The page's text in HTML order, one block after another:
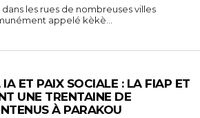
les rues de nombreuses villes
appelé kèkè...
ET PAIX SOCIALE : LA FIAP ET
UNE TRENTAINE DE
À PARAKOU